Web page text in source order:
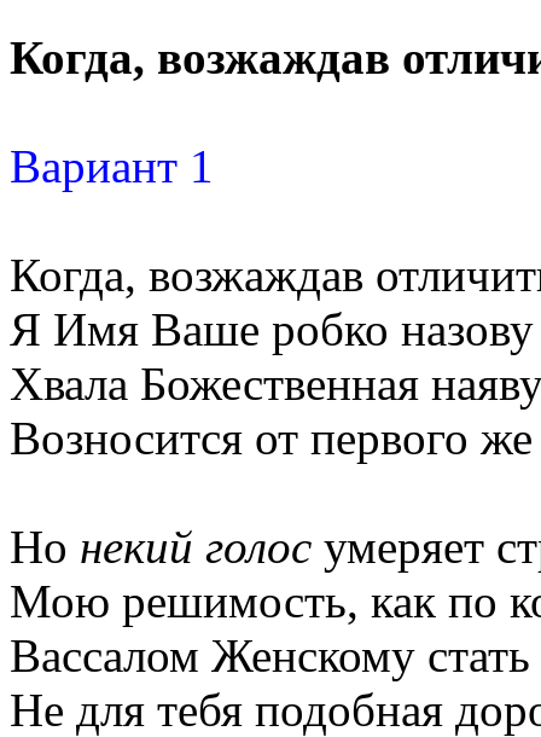
Когда, возжаждав
Вариант 1
Когда, возжаждав
Я Имя Ваше робко
Хвала Божественная
Возносится от первого
Но некий голос умеряет
Мою решимость, как по
Вассалом Женскому
Не для тебя подобная